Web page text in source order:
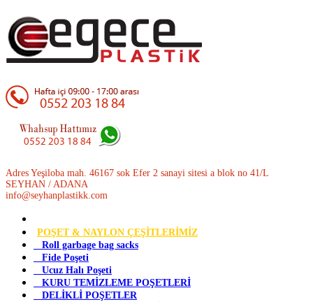
Adres Yeşiloba mah. 46167 sok Efer 2 sanayi sitesi a blok no 41/L
SEYHAN / ADANA
info@seyhanplastikk.com
POŞET & NAYLON ÇEŞİTLERİMİZ
Roll garbage bag sacks
Fide Poşeti
Ucuz Halı Poşeti
KURU TEMİZLEME POŞETLERİ
DELİKLİ POŞETLER